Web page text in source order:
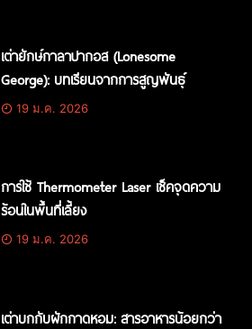
เต่ายักษ์กาลาปากอส (Lonesome
George): บทเรียนจากการสูญพันธุ์
19 ม.ค. 2026
การใช้ Thermometer Laser เช็คจุดความ
ร้อนในพื้นที่เลี้ยง
19 ม.ค. 2026
เต่าบกกับผักกาดหอม: สารอาหารน้อยกว่า